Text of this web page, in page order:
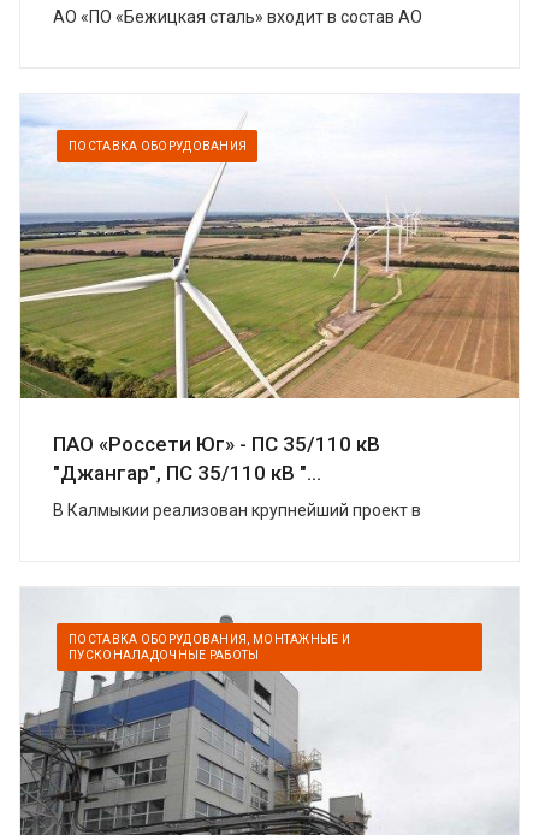
АО «ПО «Бежицкая сталь» входит в состав АО
ПОСТАВКА ОБОРУДОВАНИЯ
ПАО «Россети Юг» - ПС 35/110 кВ
"Джангар", ПС 35/110 кВ "...
В Калмыкии реализован крупнейший проект в
построили в Цел...
ПОСТАВКА ОБОРУДОВАНИЯ, МОНТАЖНЫЕ И
ПУСКОНАЛАДОЧНЫЕ РАБОТЫ